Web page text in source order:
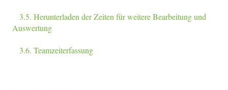
3.5. Herunterladen der Zeiten für weitere Bearbeitung und
Auswertung
3.6. Teamzeiterfassung